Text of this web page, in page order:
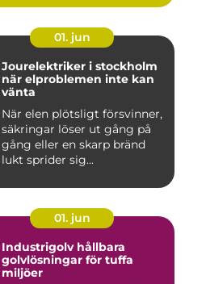
01. jun
Jourelektriker i stockholm
när elproblemen inte kan
vänta
När elen plötsligt försvinner,
säkringar löser ut gång på
gång eller en skarp bränd
lukt sprider sig...
01. jun
Industrigolv hållbara
golvlösningar för tuffa
miljöer